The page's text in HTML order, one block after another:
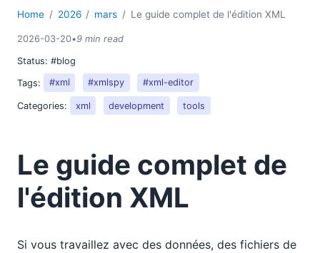
Home 2026 mars Le guide complet de l'édition XML
2026-03-20•9 min read
Status: #blog
Tags:
#xml #xmlspy #xml-editor
Categories: xml development tools
Le guide complet de
l'édition XML
Si vous travaillez avec des données, des fichiers de